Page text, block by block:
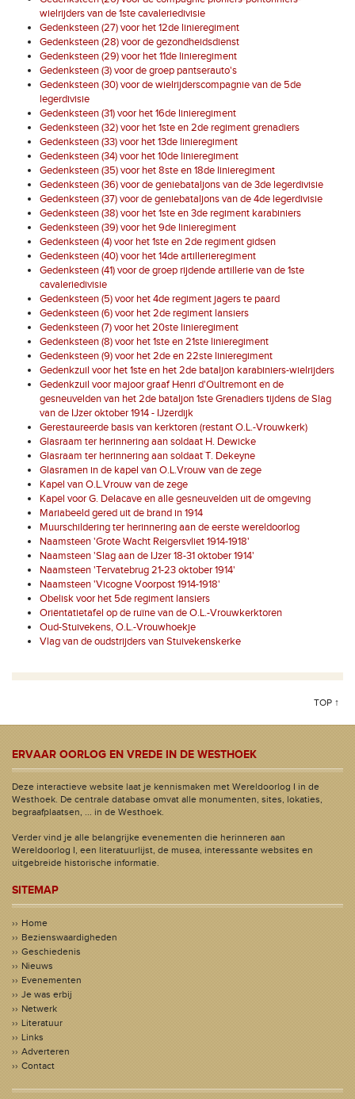
wielrijders van de 1ste cavaleriedivisie
Gedenksteen (27) voor het 12de linieregiment
Gedenksteen (28) voor de gezondheidsdienst
Gedenksteen (29) voor het 11de linieregiment
Gedenksteen (3) voor de groep pantserauto's
Gedenksteen (30) voor de wielrijderscompagnie van de 5de
legerdivisie
Gedenksteen (31) voor het 16de linieregiment
Gedenksteen (32) voor het 1ste en 2de regiment grenadiers
Gedenksteen (33) voor het 13de linieregiment
Gedenksteen (34) voor het 10de linieregiment
Gedenksteen (35) voor het 8ste en 18de linieregiment
Gedenksteen (36) voor de geniebataljons van de 3de legerdivisie
Gedenksteen (37) voor de geniebataljons van de 4de legerdivisie
Gedenksteen (38) voor het 1ste en 3de regiment karabiniers
Gedenksteen (39) voor het 9de linieregiment
Gedenksteen (4) voor het 1ste en 2de regiment gidsen
Gedenksteen (40) voor het 14de artillerieregiment
Gedenksteen (41) voor de groep rijdende artillerie van de 1ste
cavaleriedivisie
Gedenksteen (5) voor het 4de regiment jagers te paard
Gedenksteen (6) voor het 2de regiment lansiers
Gedenksteen (7) voor het 20ste linieregiment
Gedenksteen (8) voor het 1ste en 21ste linieregiment
Gedenksteen (9) voor het 2de en 22ste linieregiment
Gedenkzuil voor het 1ste en het 2de bataljon karabiniers-wielrijders
Gedenkzuil voor majoor graaf Henri d'Oultremont en de
gesneuvelden van het 2de bataljon 1ste Grenadiers tijdens de Slag
van de IJzer oktober 1914 - IJzerdijk
Gerestaureerde basis van kerktoren (restant O.L.-Vrouwkerk)
Glasraam ter herinnering aan soldaat H. Dewicke
Glasraam ter herinnering aan soldaat T. Dekeyne
Glasramen in de kapel van O.L.Vrouw van de zege
Kapel van O.L.Vrouw van de zege
Kapel voor G. Delacave en alle gesneuvelden uit de omgeving
Mariabeeld gered uit de brand in 1914
Muurschildering ter herinnering aan de eerste wereldoorlog
Naamsteen 'Grote Wacht Reigersvliet 1914-1918'
Naamsteen 'Slag aan de IJzer 18-31 oktober 1914'
Naamsteen 'Tervatebrug 21-23 oktober 1914'
Naamsteen 'Vicogne Voorpost 1914-1918'
Obelisk voor het 5de regiment lansiers
Oriëntatietafel op de ruïne van de O.L.-Vrouwkerktoren
Oud-Stuivekens, O.L.-Vrouwhoekje
Vlag van de oudstrijders van Stuivekenskerke
TOP ↑
ERVAAR OORLOG EN VREDE IN DE WESTHOEK
Deze interactieve website laat je kennismaken met Wereldoorlog I in de
Westhoek. De centrale database omvat alle monumenten, sites, lokaties,
begraafplaatsen, ... in de Westhoek.
Verder vind je alle belangrijke evenementen die herinneren aan
Wereldoorlog I, een literatuurlijst, de musea, interessante websites en
uitgebreide historische informatie.
SITEMAP
Home
Bezienswaardigheden
Geschiedenis
Nieuws
Evenementen
Je was erbij
Netwerk
Literatuur
Links
Adverteren
Contact